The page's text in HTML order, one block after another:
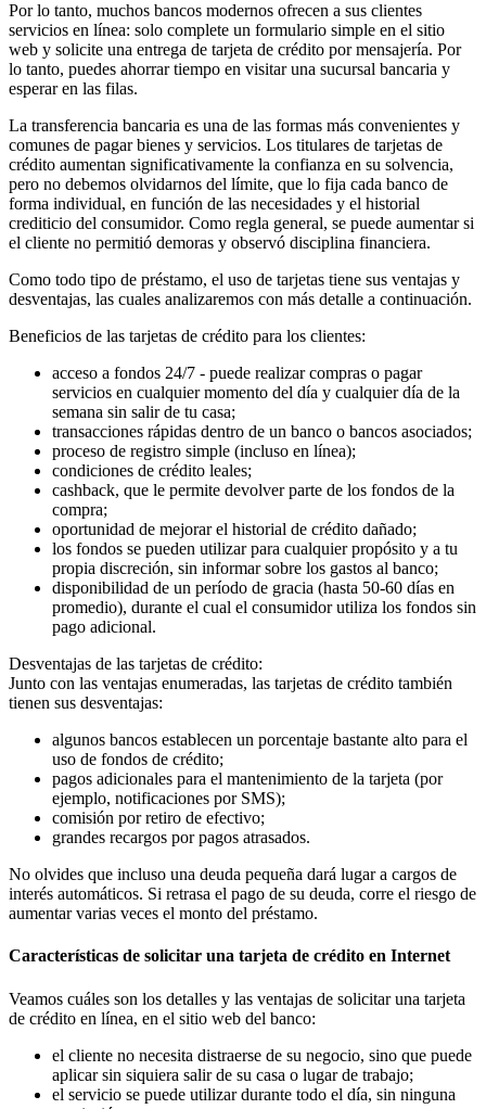
Por lo tanto, muchos bancos modernos ofrecen a sus clientes
servicios en línea: solo complete un formulario simple en el sitio
web y solicite una entrega de tarjeta de crédito por mensajería. Por
lo tanto, puedes ahorrar tiempo en visitar una sucursal bancaria y
esperar en las filas.
La transferencia bancaria es una de las formas más convenientes y
comunes de pagar bienes y servicios. Los titulares de tarjetas de
crédito aumentan significativamente la confianza en su solvencia,
pero no debemos olvidarnos del límite, que lo fija cada banco de
forma individual, en función de las necesidades y el historial
crediticio del consumidor. Como regla general, se puede aumentar si
el cliente no permitió demoras y observó disciplina financiera.
Como todo tipo de préstamo, el uso de tarjetas tiene sus ventajas y
desventajas, las cuales analizaremos con más detalle a continuación.
Beneficios de las tarjetas de crédito para los clientes:
acceso a fondos 24/7 - puede realizar compras o pagar
servicios en cualquier momento del día y cualquier día de la
semana sin salir de tu casa;
transacciones rápidas dentro de un banco o bancos asociados;
proceso de registro simple (incluso en línea);
condiciones de crédito leales;
cashback, que le permite devolver parte de los fondos de la
compra;
oportunidad de mejorar el historial de crédito dañado;
los fondos se pueden utilizar para cualquier propósito y a tu
propia discreción, sin informar sobre los gastos al banco;
disponibilidad de un período de gracia (hasta 50-60 días en
promedio), durante el cual el consumidor utiliza los fondos sin
pago adicional.
Desventajas de las tarjetas de crédito:
Junto con las ventajas enumeradas, las tarjetas de crédito también
tienen sus desventajas:
algunos bancos establecen un porcentaje bastante alto para el
uso de fondos de crédito;
pagos adicionales para el mantenimiento de la tarjeta (por
ejemplo, notificaciones por SMS);
comisión por retiro de efectivo;
grandes recargos por pagos atrasados.
No olvides que incluso una deuda pequeña dará lugar a cargos de
interés automáticos. Si retrasa el pago de su deuda, corre el riesgo de
aumentar varias veces el monto del préstamo.
Características de solicitar una tarjeta de crédito en Internet
Veamos cuáles son los detalles y las ventajas de solicitar una tarjeta
de crédito en línea, en el sitio web del banco:
el cliente no necesita distraerse de su negocio, sino que puede
aplicar sin siquiera salir de su casa o lugar de trabajo;
el servicio se puede utilizar durante todo el día, sin ninguna